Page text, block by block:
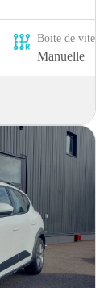
Boite de vitesse
Manuelle